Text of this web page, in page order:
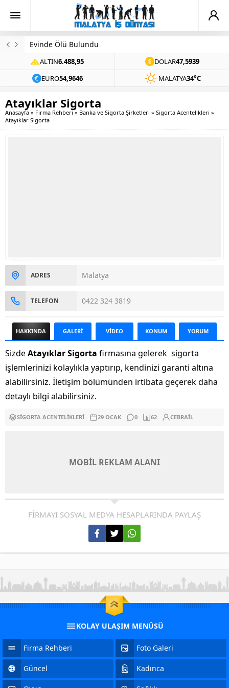
Evinde Ölü Bulundu
ALTIN6.488,95 DOLAR47,5939
EURO54,9646 MALATYA34°C
Atayıklar Sigorta
Anasayfa » Firma Rehberi » Banka ve Sigorta Şirketleri » Sigorta Acentelikleri »
Atayıklar Sigorta
ADRES Malatya
TELEFON 0422 324 3819
HAKKINDA GALERİ VİDEO KONUM YORUM
SizdeAtayıklar Sigorta firmasına gelerek sigorta
işlemlerinizi kolaylıkla yaptırıp, kendinizi garanti altına
alabilirsiniz. İletişim bölümünden irtibata geçerek daha
detaylı bilgi alabilirsiniz.
SIGORTA ACENTELIKLERI 29 OCAK 0 62 CEBRAIL
MOBİL REKLAM ALANI
FİRMAYI SOSYAL MEDYA HESAPLARINDA PAYLAŞ
KOLAY ULAŞIM MENÜSÜ
Firma Rehberi Foto Galeri
Güncel Kadınca